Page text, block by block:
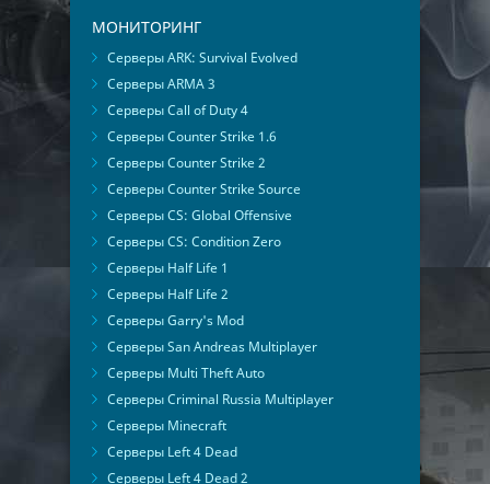
МОНИТОРИНГ
Серверы ARK: Survival Evolved
Серверы ARMA 3
Серверы Call of Duty 4
Серверы Counter Strike 1.6
Серверы Counter Strike 2
Серверы Counter Strike Source
Серверы CS: Global Offensive
Серверы CS: Condition Zero
Серверы Half Life 1
Серверы Half Life 2
Серверы Garry's Mod
Серверы San Andreas Multiplayer
Серверы Multi Theft Auto
Серверы Criminal Russia Multiplayer
Серверы Minecraft
Серверы Left 4 Dead
Серверы Left 4 Dead 2